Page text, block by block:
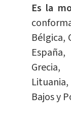
Es la
Bélgica,
Bajos y